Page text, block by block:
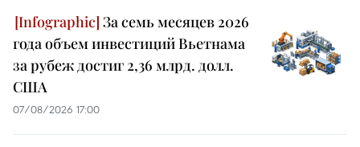
За семь месяцев 2026
года объем инвестиций Вьетнама
за рубеж достиг 2,36 млрд. долл.
США
07/08/2026 17:00